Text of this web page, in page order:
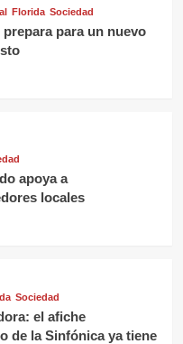
Florida Sociedad
prepara para un nuevo
apoya a
locales
Sociedad
el afiche
de la Sinfónica ya tiene